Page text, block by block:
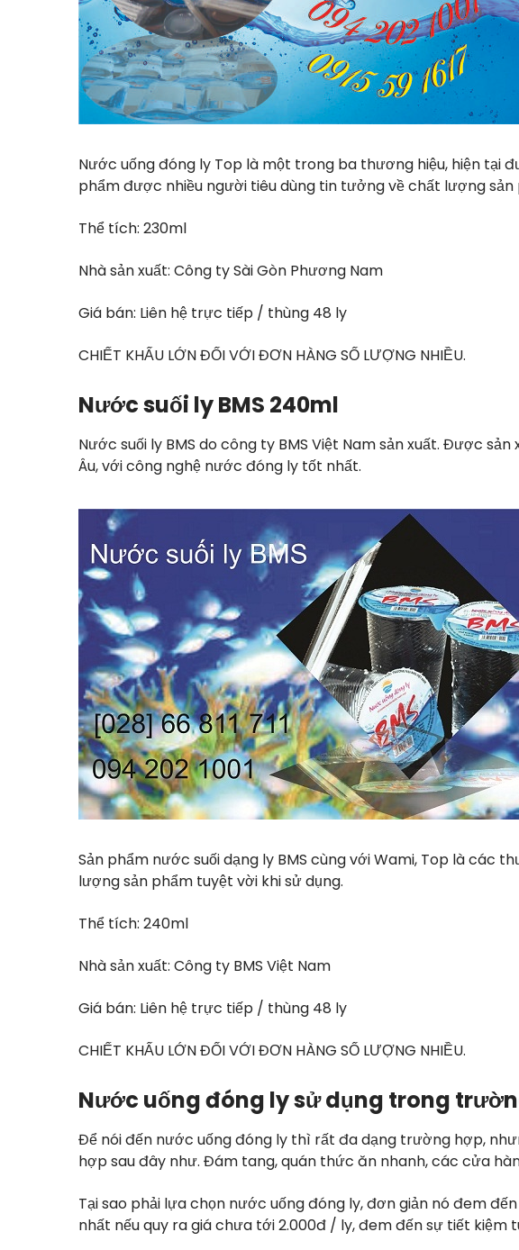
Nước uống đóng ly Top là một trong ba thương hiệu, hiện tại
phẩm được nhiều người tiêu dùng tin tưởng về chất lượng sản
Thể tích: 230ml
Nhà sản xuất: Công ty Sài Gòn Phương Nam
Giá bán: Liên hệ trực tiếp / thùng 48 ly
CHIẾT KHẤU LỚN ĐỐI VỚI ĐƠN HÀNG SỐ LƯỢNG NHIỀU.
Nước suối ly BMS 240ml
Nước suối ly BMS do công ty BMS Việt Nam sản xuất. Được
Âu, với công nghệ nước đóng ly tốt nhất.
Sản phẩm nước suối dạng ly BMS cùng với Wami, Top là các
lượng sản phẩm tuyệt vời khi sử dụng.
Thể tích: 240ml
Nhà sản xuất: Công ty BMS Việt Nam
Giá bán: Liên hệ trực tiếp / thùng 48 ly
CHIẾT KHẤU LỚN ĐỐI VỚI ĐƠN HÀNG SỐ LƯỢNG NHIỀU.
Nước uống đóng ly sử dụng trong
Để nói đến nước uống đóng ly thì rất đa dạng trường hợp,
hợp sau đây như. Đám tang, quán thức ăn nhanh, các cửa
Tại sao phải lựa chọn nước uống đóng ly, đơn giản nó đem
nhất nếu quy ra giá chưa tới 2.000đ / ly, đem đến sự tiết kiệm